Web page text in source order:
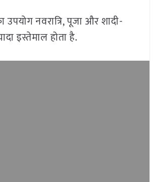
नवरात्रि, पूजा और शादी-
इस्तेमाल होता है.